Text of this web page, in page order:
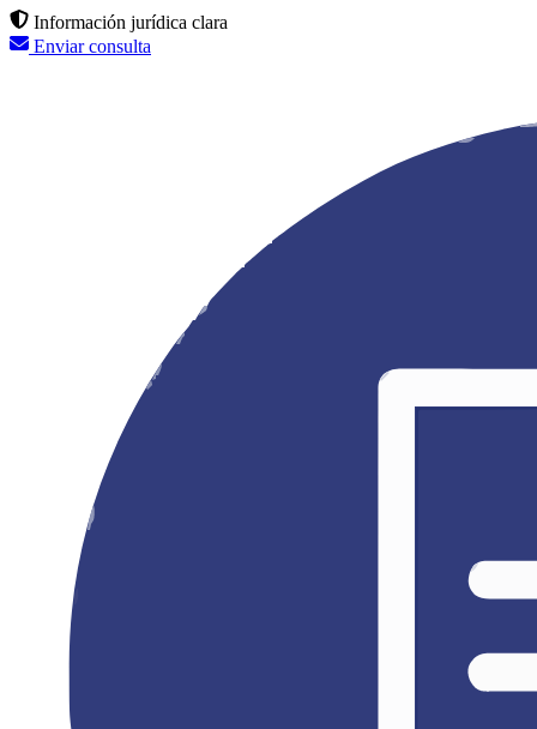
Información jurídica clara
Enviar consulta